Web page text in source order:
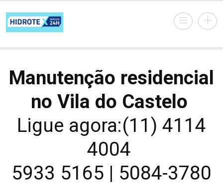
Manutenção residencial
no Vila do Castelo
Ligue agora:(11) 4114
4004
5933 5165 | 5084-3780